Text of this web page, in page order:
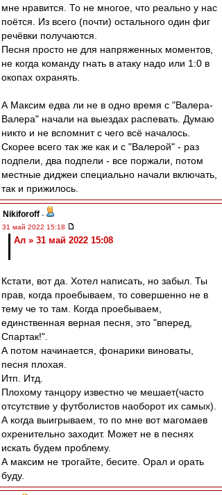
мне нравится. То не многое, что реально у нас
поётся. Из всего (почти) остального один фиг
речёвки получаются.
Песня просто не для напряженных моментов,
не когда команду гнать в атаку надо или 1:0 в
окопах охранять.
А Максим едва ли не в одно время с "Валера-
Валера" начали на выездах распевать. Думаю
никто и не вспомнит с чего всё началось.
Скорее всего так же как и с "Валерой" - раз
подпели, два подпели - все поржали, потом
местные диджеи специально начали включать,
так и прижилось.
Nikiforoff -
31 май 2022 15:18
Ал » 31 май 2022 15:08
Кстати, вот да. Хотел написать, но забыл. Ты
прав, когда проебываем, то совершенно не в
тему че то там. Когда проебываем,
единственная верная песня, это "вперед,
Спартак!".
А потом начинается, фонарики виноваты,
песня плохая.
Итп. Итд.
Плохому танцору известно че мешает(часто
отсутствие у футболистов наоборот их самых).
А когда выигрываем, то по мне вот магомаев
охренительно заходит. Может не в песнях
искать будем проблему.
А максим не трогайте, бесите. Орал и орать
буду.